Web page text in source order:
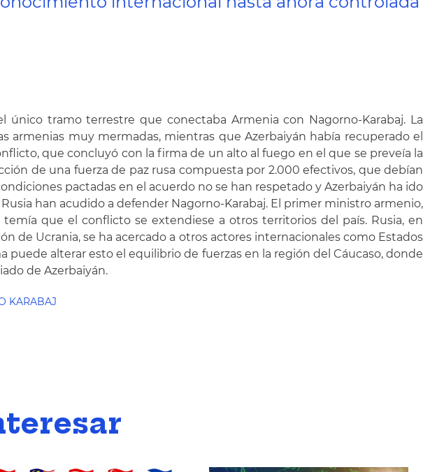
único tramo terrestre que conectaba Armenia con Nagorno-Karabaj. La
armenias muy mermadas, mientras que Azerbaiyán había recuperado el
que concluyó con la firma de un alto al fuego en el que se preveía la
de una fuerza de paz rusa compuesta por 2.000 efectivos, que debían
pactadas en el acuerdo no se han respetado y Azerbaiyán ha ido
han acudido a defender Nagorno-Karabaj. El primer ministro armenio,
que el conflicto se extendiese a otros territorios del país. Rusia, en
de Ucrania, se ha acercado a otros actores internacionales como Estados
alterar esto el equilibrio de fuerzas en la región del Cáucaso, donde
de Azerbaiyán.
KARABAJ